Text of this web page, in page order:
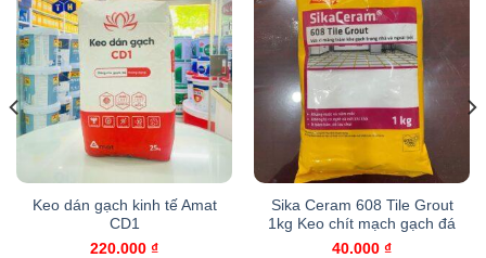
Keo dán gạch kinh tế Amat
CD1
220.000 ₫
Sika Ceram 608 Tile Grout
1kg Keo chít mạch gạch đá
40.000 ₫